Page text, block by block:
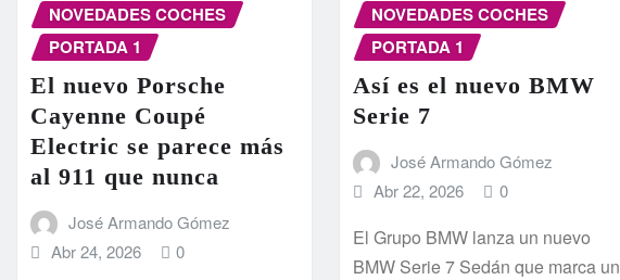
NOVEDADES COCHES
PORTADA 1
El nuevo Porsche
Cayenne Coupé
Electric se parece más
al 911 que nunca
José Armando Gómez
Abr 24, 2026
0
NOVEDADES COCHES
PORTADA 1
Así es el nuevo BMW
Serie 7
José Armando Gómez
Abr 22, 2026
0
El Grupo BMW lanza un nuevo
BMW Serie 7 Sedán que marca un